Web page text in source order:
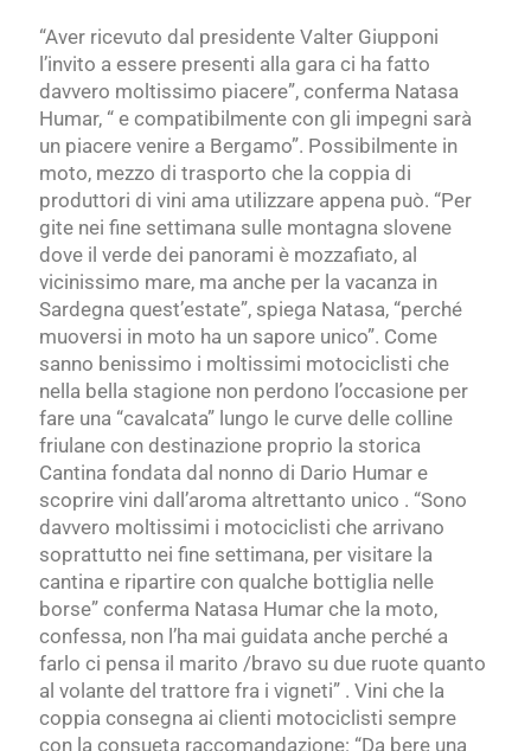
“Aver ricevuto dal presidente Valter Giupponi
l’invito a essere presenti alla gara ci ha fatto
davvero moltissimo piacere”, conferma Natasa
Humar, “ e compatibilmente con gli impegni sarà
un piacere venire a Bergamo”. Possibilmente in
moto, mezzo di trasporto che la coppia di
produttori di vini ama utilizzare appena può. “Per
gite nei fine settimana sulle montagna slovene
dove il verde dei panorami è mozzafiato, al
vicinissimo mare, ma anche per la vacanza in
Sardegna quest’estate”, spiega Natasa, “perché
muoversi in moto ha un sapore unico”. Come
sanno benissimo i moltissimi motociclisti che
nella bella stagione non perdono l’occasione per
fare una “cavalcata” lungo le curve delle colline
friulane con destinazione proprio la storica
Cantina fondata dal nonno di Dario Humar e
scoprire vini dall’aroma altrettanto unico . “Sono
davvero moltissimi i motociclisti che arrivano
soprattutto nei fine settimana, per visitare la
cantina e ripartire con qualche bottiglia nelle
borse” conferma Natasa Humar che la moto,
confessa, non l’ha mai guidata anche perché a
farlo ci pensa il marito /bravo su due ruote quanto
al volante del trattore fra i vigneti” . Vini che la
coppia consegna ai clienti motociclisti sempre
con la consueta raccomandazione: “Da bere una